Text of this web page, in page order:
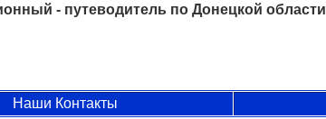
- путеводитель по Донецкой области
Наши Контакты